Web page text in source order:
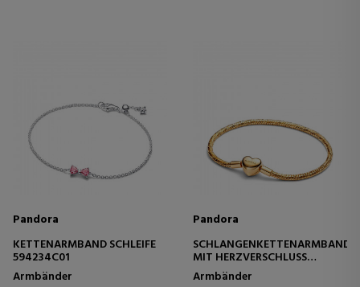
Pandora
KETTENARMBAND SCHLEIFE
594234C01
Armbänder
Pandora
SCHLANGENKETTENARMBAND
MIT HERZVERSCHLUSS
564236C00
Armbänder